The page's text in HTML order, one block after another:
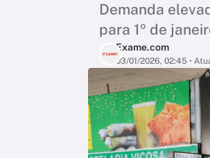
Demanda
para 1º de
Exame.com
03/01/2026, 02:45 •